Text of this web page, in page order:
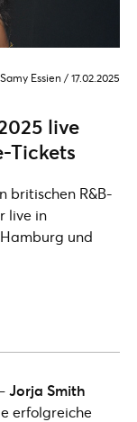
Samy Essien / 17.02.2025
live
Tickets
britischen R&B-
live in
und
Jorja Smith
erfolgreiche